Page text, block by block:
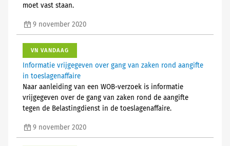
moet vast staan.
9 november 2020
VN VANDAAG
Informatie vrijgegeven over gang van zaken rond aangifte
in toeslagenaffaire
Naar aanleiding van een WOB-verzoek is informatie
vrijgegeven over de gang van zaken rond de aangifte
tegen de Belastingdienst in de toeslagenaffaire.
9 november 2020